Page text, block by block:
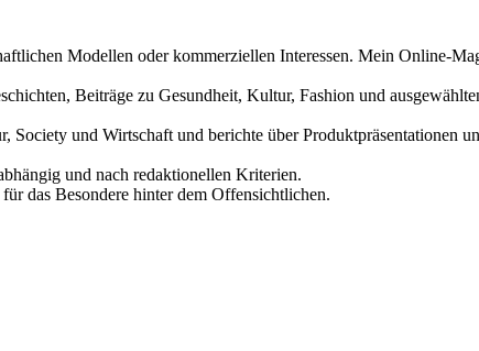
Modellen oder kommerziellen Interessen. Mein Online-
Beiträge zu Gesundheit, Kultur, Fashion und
und Wirtschaft und berichte über Produktpräsentationen
und nach redaktionellen Kriterien.
das Besondere hinter dem Offensichtlichen.